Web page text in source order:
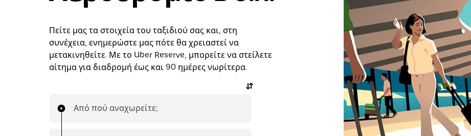
Πείτε μας τα στοιχεία του ταξιδιού σας και, στη
συνέχεια, ενημερώστε μας πότε θα χρειαστεί να
μετακινηθείτε. Με το Uber Reserve, μπορείτε να στείλετε
αίτημα για διαδρομή έως και 90 ημέρες νωρίτερα.
Από πού αναχωρείτε;